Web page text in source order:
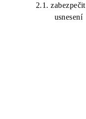
2.1.
usnesení